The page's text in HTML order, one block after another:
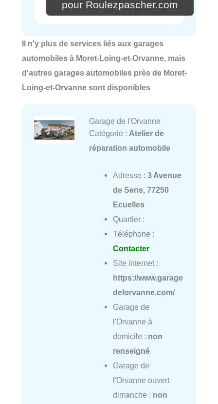
pour Roulezpascher.com
Il n'y plus de services liés aux garages
automobiles à Moret-Loing-et-Orvanne, mais
d'autres garages automobiles près de Moret-
Loing-et-Orvanne sont disponibles
Garage de l'Orvanne
Catégorie : Atelier de
réparation automobile
Adresse : 3 Avenue
de Sens, 77250
Ecuelles
Quartier :
Téléphone :
Contacter
Site internet :
https://www.garage
delorvanne.com/
Garage de
l'Orvanne à
domicile : non
renseigné
Garage de
l'Orvanne ouvert
dimanche : non